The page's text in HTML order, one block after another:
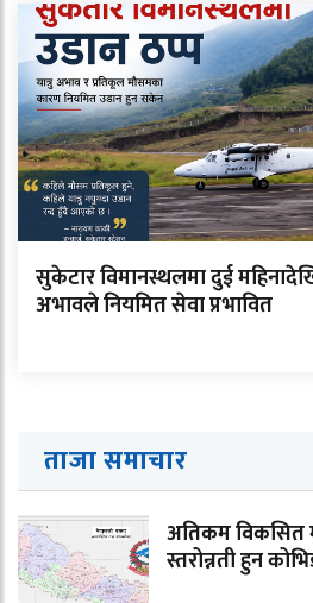
सुकेटार विमानस्थलमा दुई
अभावले नियमित सेवा प्रभावित
ताजा समाचार
अतिकम विकसित
स्तरोन्नती हुन